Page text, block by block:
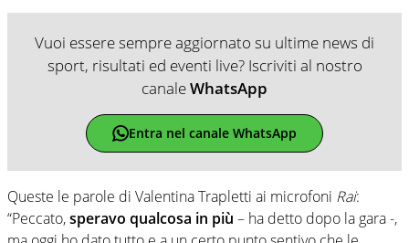
Vuoi essere sempre aggiornato su ultime news di
sport, risultati ed eventi live? Iscriviti al nostro
canaleWhatsApp
Entra nel canale WhatsApp
Queste le parole di Valentina Trapletti ai microfoni Rai:
“Peccato,speravo qualcosa in più – ha detto dopo la gara -,